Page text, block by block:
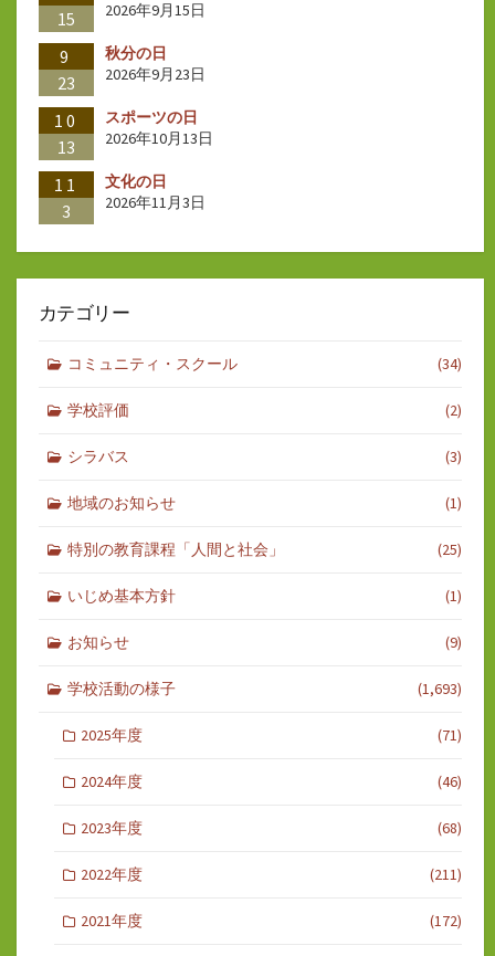
15
2026年9月15日
9
23
秋分の日
2026年9月23日
10
13
スポーツの日
2026年10月13日
11
3
文化の日
2026年11月3日
カテゴリー
コミュニティ・スクール (34)
学校評価 (2)
シラバス (3)
地域のお知らせ (1)
特別の教育課程「人間と社会」 (25)
いじめ基本方針 (1)
お知らせ (9)
学校活動の様子 (1,693)
2025年度 (71)
2024年度 (46)
2023年度 (68)
2022年度 (211)
2021年度 (172)